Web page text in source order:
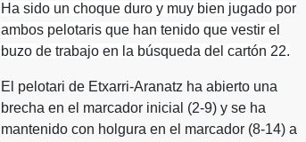
Ha sido un choque duro y muy bien jugado por
ambos pelotaris que han tenido que vestir el
buzo de trabajo en la búsqueda del cartón 22.
El pelotari de Etxarri-Aranatz ha abierto una
brecha en el marcador inicial (2-9) y se ha
mantenido con holgura en el marcador (8-14) a